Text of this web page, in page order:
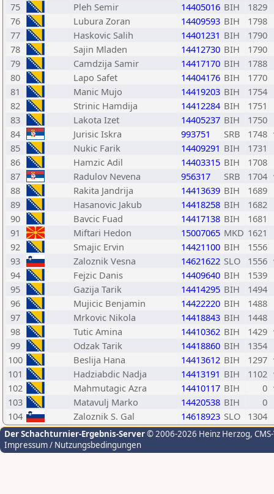
75
Pleh Semir 14405016 BIH
1829
76
Lubura Zoran 14409593 BIH
1798
77
Haskovic Salih 14401231 BIH
1790
78
Sajin Mladen 14412730 BIH
1790
79
Camdzija Samir 14417170 BIH
1788
80
Lapo Safet 14404176 BIH
1770
81
Manic Mujo 14419203 BIH
1754
82
Strinic Hamdija 14412284 BIH
1751
83
Lakota Izet 14405237 BIH
1750
84
Jurisic Iskra 993751 SRB 1748
85
Nukic Farik 14409291 BIH
1731
86
Hamzic Adil 14403315 BIH
1708
87
Radulov Nevena 956317 SRB 1704
88
Rakita Jandrija 14413639 BIH
1689
89
Hasanovic Jakub 14418258 BIH
1682
90
Bavcic Fuad 14417138 BIH
1681
91
Miftari Hedon 15007065 MKD 1621
92
Smajic Ervin 14421100 BIH
1556
93
Zaloznik Vesna 14621622 SLO 1556
94
Fejzic Danis 14409640 BIH
1539
95
Gazija Tarik 14414295 BIH
1494
96
Mujicic Benjamin 14422220 BIH
1488
97
Mrkovic Nikola 14418843 BIH
1448
98
Tutic Amina 14410362 BIH 1429
99
Odzak Tarik 14418860 BIH
1354
100
Beslija Hana 14413612 BIH 1297
101
Hadziabdic Nadja 14413191 BIH 1102
102
Mahmutagic Azra 14410117 BIH 0
103
Matavulj Marko 14420538 BIH
0
104
Zaloznik S. Gal 14618923 SLO 1304
Der Schachturnier-Ergebnis-Server© 2006-2026 Heinz Herzog,
Impressum / Nutzungsbedingungen